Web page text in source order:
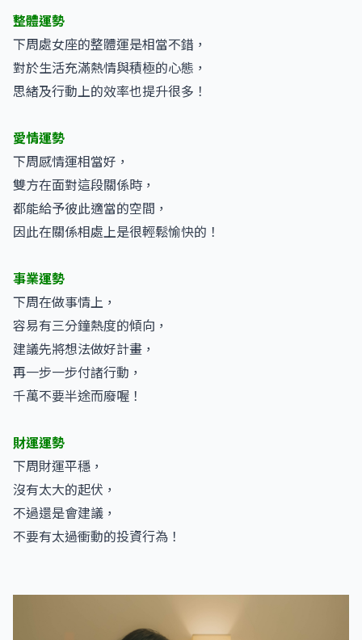
整體運勢
下周處女座的整體運是相當不錯，
對於生活充滿熱情與積極的心態，
思緒及行動上的效率也提升很多！
愛情運勢
下周感情運相當好，
雙方在面對這段關係時，
都能給予彼此適當的空間，
因此在關係相處上是很輕鬆愉快的！
事業運勢
下周在做事情上，
容易有三分鐘熱度的傾向，
建議先將想法做好計畫，
再一步一步付諸行動，
千萬不要半途而廢喔！
財運運勢
下周財運平穩，
沒有太大的起伏，
不過還是會建議，
不要有太過衝動的投資行為！